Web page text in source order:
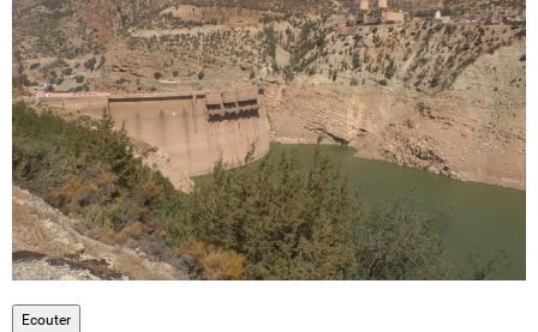
Tourisme
Régions
Hotels
Evenements
Ecouter